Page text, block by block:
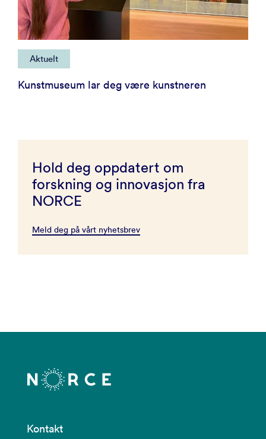
Aktuelt
Kunstmuseum lar deg være kunstneren
Hold deg oppdatert om
forskning og innovasjon fra
NORCE
Meld deg på vårt nyhetsbrev
Kontakt